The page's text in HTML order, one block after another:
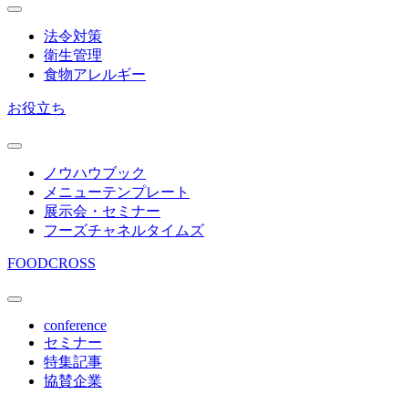
法令対策
衛生管理
食物アレルギー
お役立ち
ノウハウブック
メニューテンプレート
展示会・セミナー
フーズチャネルタイムズ
FOODCROSS
conference
セミナー
特集記事
協賛企業